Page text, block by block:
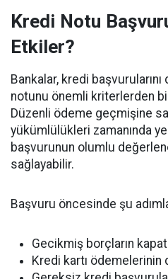
Kredi Notu
Etkiler?
Bankalar, kredi
notunu önemli kriterlerden
Düzenli ödeme geçmişine
yükümlülükleri zamanında
başvurunun olumlu
sağlayabilir.
Başvuru öncesinde şu
Gecikmiş borçların
Kredi kartı ödemelerinin